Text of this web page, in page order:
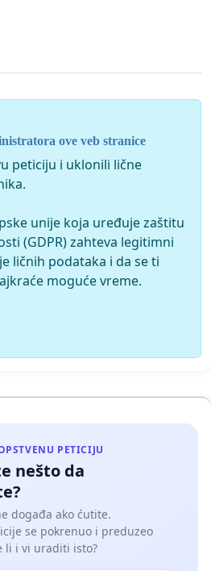
ove veb stranice
peticiju i uklonili lične
unije koja uređuje zaštitu
(GDPR) zahteva legitimni
ličnih podataka i da se ti
moguće vreme.
PETICIJU
nešto da
događa ako ćutite.
se pokrenuo i preduzeo
li i vi uraditi isto?